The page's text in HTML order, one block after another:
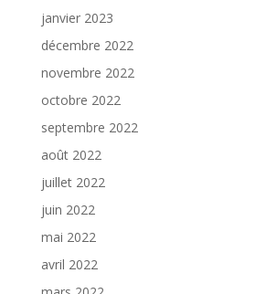
janvier 2023
décembre 2022
novembre 2022
octobre 2022
septembre 2022
août 2022
juillet 2022
juin 2022
mai 2022
avril 2022